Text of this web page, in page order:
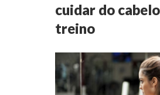
cuidar do
treino